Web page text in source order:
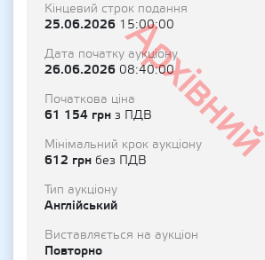
Архівний
Кінцевий строк подання
25.06.2026 15:00:00
Дата початку аукціону
26.06.2026 08:40:00
Початкова ціна
61 154 грн з ПДВ
Мінімальний крок аукціону
612 грн без ПДВ
Тип аукціону
Англійський
Виставляється на аукціон
Повторно